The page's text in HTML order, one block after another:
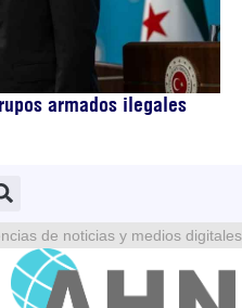
armados ilegales
de noticias y medios digitales